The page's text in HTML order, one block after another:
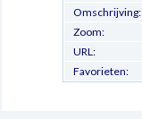
Omschrijving:
Zoom:
URL:
Favorieten: